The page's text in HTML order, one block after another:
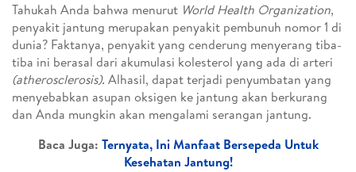
Tahukah Anda bahwa menurut World Health Organization,
penyakit jantung merupakan penyakit pembunuh nomor 1 di
dunia? Faktanya, penyakit yang cenderung menyerang tiba-
tiba ini berasal dari akumulasi kolesterol yang ada di arteri
(atherosclerosis). Alhasil, dapat terjadi penyumbatan yang
menyebabkan asupan oksigen ke jantung akan berkurang
dan Anda mungkin akan mengalami serangan jantung.
Baca Juga: Ternyata, Ini Manfaat Bersepeda Untuk
Kesehatan Jantung!